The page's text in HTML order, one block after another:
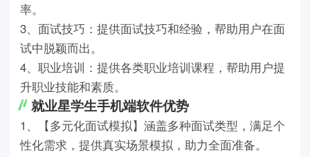
率。
3、面试技巧：提供面试技巧和经验，帮助用户在面
试中脱颖而出。
4、职业培训：提供各类职业培训课程，帮助用户提
升职业技能和素质。
就业星学生手机端软件优势
1、【多元化面试模拟】涵盖多种面试类型，满足个
性化需求，提供真实场景模拟，助力全面准备。